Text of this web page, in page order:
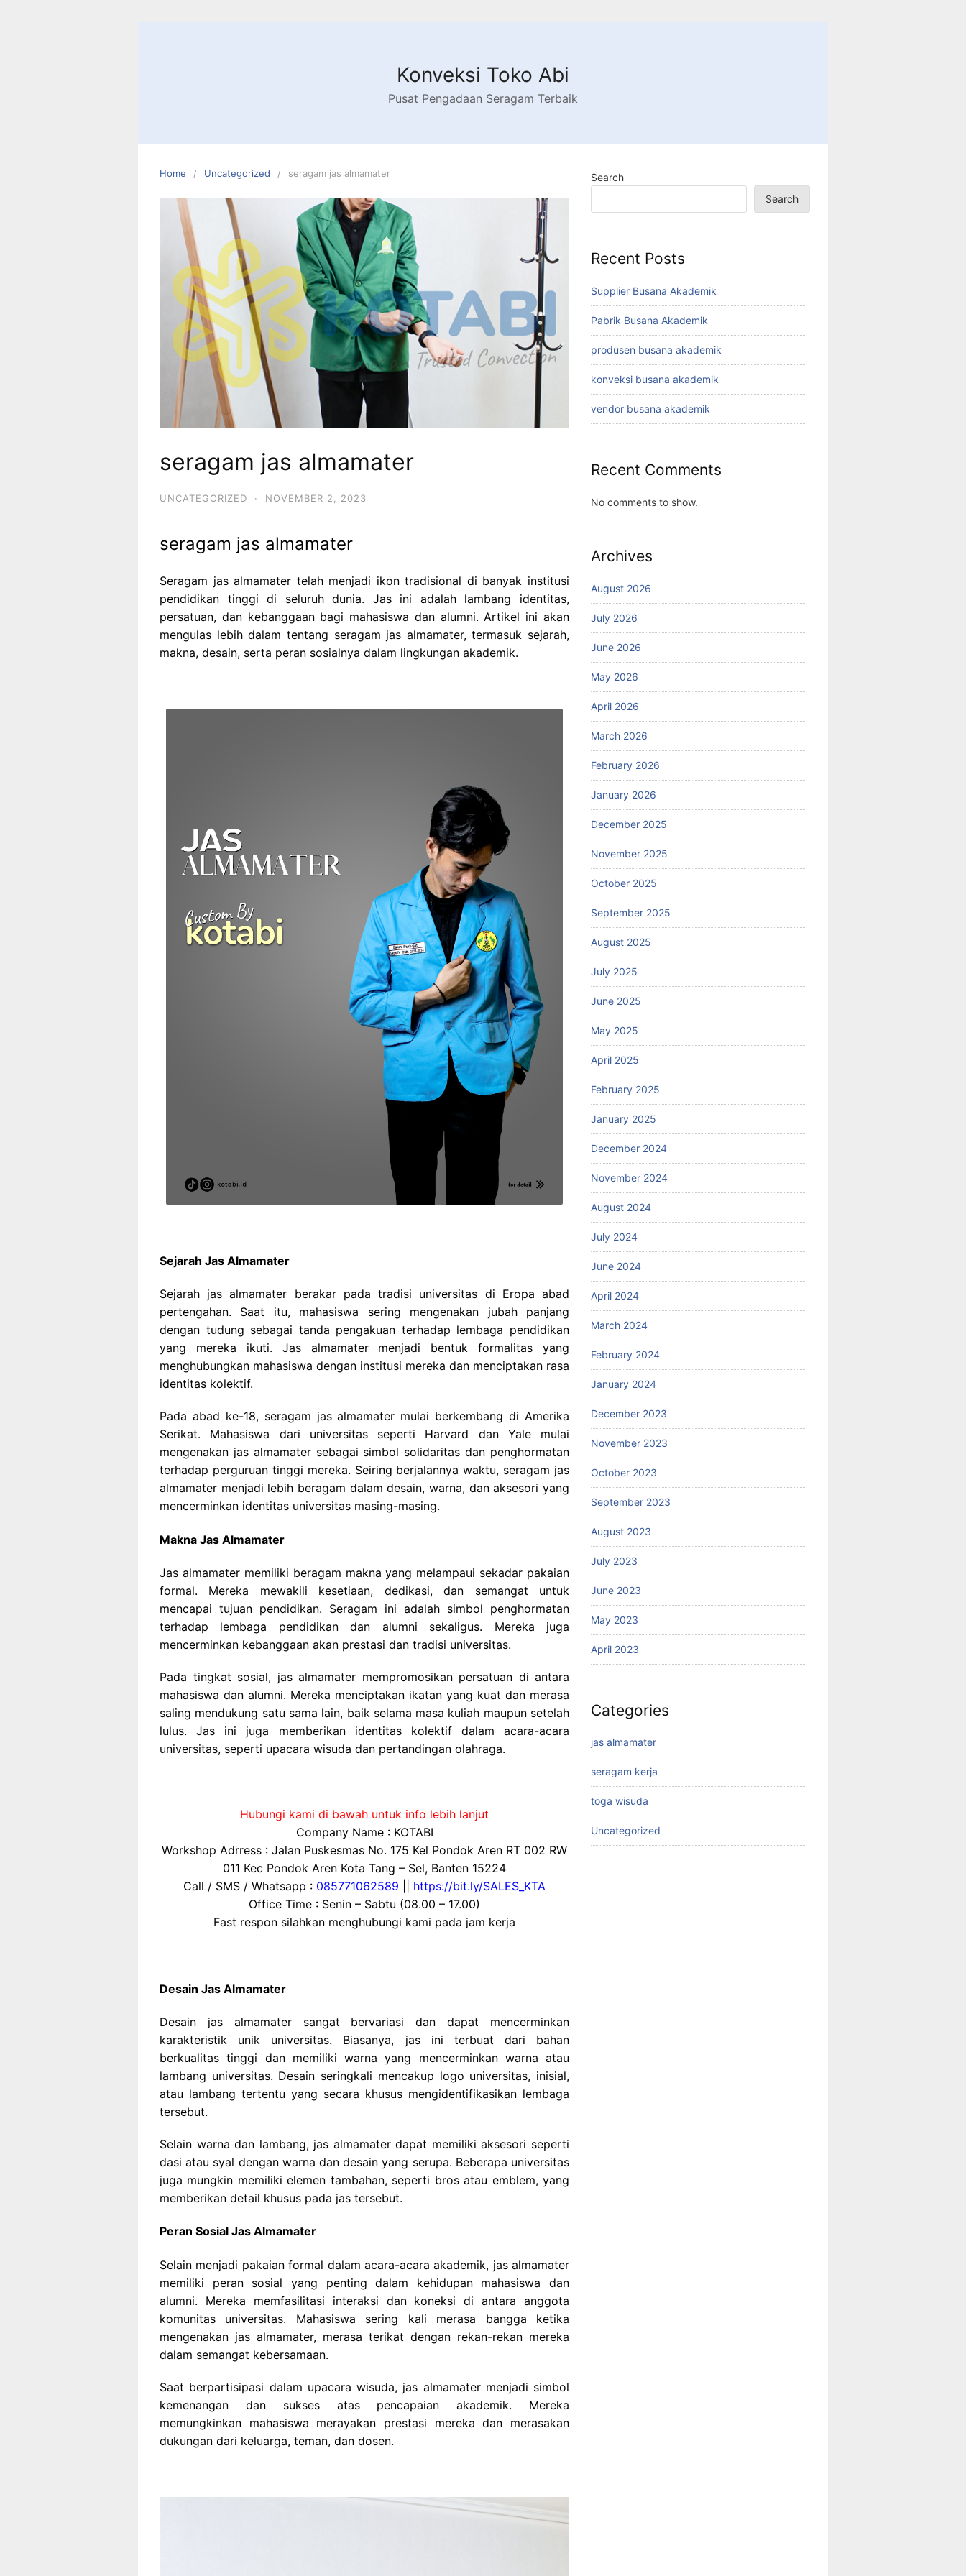
Konveksi Toko Abi
Pusat Pengadaan Seragam Terbaik
Home Uncategorized seragam jas almamater
seragam jas almamater
UNCATEGORIZED · NOVEMBER 2, 2023
seragam jas almamater
Seragam jas almamater telah menjadi ikon tradisional di banyak institusi
pendidikan tinggi di seluruh dunia. Jas ini adalah lambang identitas,
persatuan, dan kebanggaan bagi mahasiswa dan alumni. Artikel ini akan
mengulas lebih dalam tentang seragam jas almamater, termasuk sejarah,
makna, desain, serta peran sosialnya dalam lingkungan akademik.
Sejarah Jas Almamater
Sejarah jas almamater berakar pada tradisi universitas di Eropa abad
pertengahan. Saat itu, mahasiswa sering mengenakan jubah panjang
dengan tudung sebagai tanda pengakuan terhadap lembaga pendidikan
yang mereka ikuti. Jas almamater menjadi bentuk formalitas yang
menghubungkan mahasiswa dengan institusi mereka dan menciptakan rasa
identitas kolektif.
Pada abad ke-18, seragam jas almamater mulai berkembang di Amerika
Serikat. Mahasiswa dari universitas seperti Harvard dan Yale mulai
mengenakan jas almamater sebagai simbol solidaritas dan penghormatan
terhadap perguruan tinggi mereka. Seiring berjalannya waktu, seragam jas
almamater menjadi lebih beragam dalam desain, warna, dan aksesori yang
mencerminkan identitas universitas masing-masing.
Makna Jas Almamater
Jas almamater memiliki beragam makna yang melampaui sekadar pakaian
formal. Mereka mewakili kesetiaan, dedikasi, dan semangat untuk
mencapai tujuan pendidikan. Seragam ini adalah simbol penghormatan
terhadap lembaga pendidikan dan alumni sekaligus. Mereka juga
mencerminkan kebanggaan akan prestasi dan tradisi universitas.
Pada tingkat sosial, jas almamater mempromosikan persatuan di antara
mahasiswa dan alumni. Mereka menciptakan ikatan yang kuat dan merasa
saling mendukung satu sama lain, baik selama masa kuliah maupun setelah
lulus. Jas ini juga memberikan identitas kolektif dalam acara-acara
universitas, seperti upacara wisuda dan pertandingan olahraga.
Hubungi kami di bawah untuk info lebih lanjut
Company Name : KOTABI
Workshop Adrress : Jalan Puskesmas No. 175 Kel Pondok Aren RT 002 RW
011 Kec Pondok Aren Kota Tang – Sel, Banten 15224
Call / SMS / Whatsapp : 085771062589
https://bit.ly/SALES_KTA
Office Time : Senin – Sabtu (08.00 – 17.00)
Fast respon silahkan menghubungi kami pada jam kerja
Desain Jas Almamater
Desain jas almamater sangat bervariasi dan dapat mencerminkan
karakteristik unik universitas. Biasanya, jas ini terbuat dari bahan
berkualitas tinggi dan memiliki warna yang mencerminkan warna atau
lambang universitas. Desain seringkali mencakup logo universitas, inisial,
atau lambang tertentu yang secara khusus mengidentifikasikan lembaga
tersebut.
Selain warna dan lambang, jas almamater dapat memiliki aksesori seperti
dasi atau syal dengan warna dan desain yang serupa. Beberapa universitas
juga mungkin memiliki elemen tambahan, seperti bros atau emblem, yang
memberikan detail khusus pada jas tersebut.
Peran Sosial Jas Almamater
Selain menjadi pakaian formal dalam acara-acara akademik, jas almamater
memiliki peran sosial yang penting dalam kehidupan mahasiswa dan
alumni. Mereka memfasilitasi interaksi dan koneksi di antara anggota
komunitas universitas. Mahasiswa sering kali merasa bangga ketika
mengenakan jas almamater, merasa terikat dengan rekan-rekan mereka
dalam semangat kebersamaan.
Saat berpartisipasi dalam upacara wisuda, jas almamater menjadi simbol
kemenangan dan sukses atas pencapaian akademik. Mereka
memungkinkan mahasiswa merayakan prestasi mereka dan merasakan
dukungan dari keluarga, teman, dan dosen.
Search
Search
Recent Posts
Supplier Busana Akademik
Pabrik Busana Akademik
produsen busana akademik
konveksi busana akademik
vendor busana akademik
Recent Comments
No comments to show.
Archives
August 2026
July 2026
June 2026
May 2026
April 2026
March 2026
February 2026
January 2026
December 2025
November 2025
October 2025
September 2025
August 2025
July 2025
June 2025
May 2025
April 2025
February 2025
January 2025
December 2024
November 2024
August 2024
July 2024
June 2024
April 2024
March 2024
February 2024
January 2024
December 2023
November 2023
October 2023
September 2023
August 2023
July 2023
June 2023
May 2023
April 2023
Categories
jas almamater
seragam kerja
toga wisuda
Uncategorized